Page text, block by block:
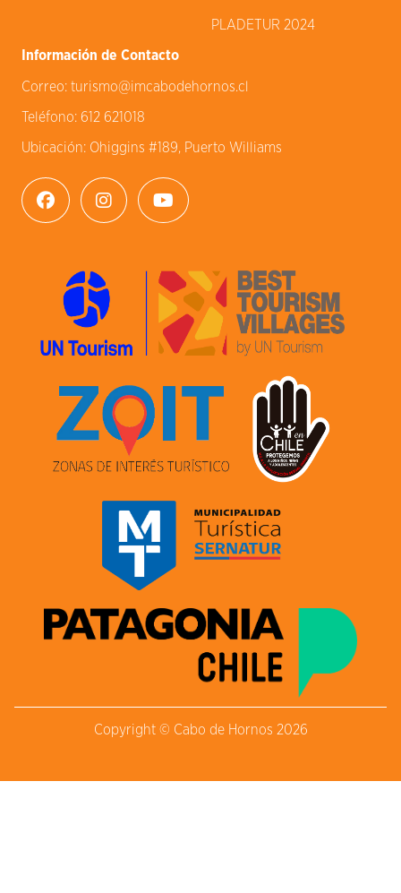
PLADETUR 2024
Información de Contacto
Correo: turismo@imcabodehornos.cl
Teléfono: 612 621018
Ubicación: Ohiggins #189, Puerto Williams
Copyright © Cabo de Hornos 2026